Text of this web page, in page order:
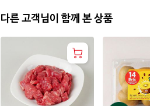
다른 고객님이 함께 본 상품